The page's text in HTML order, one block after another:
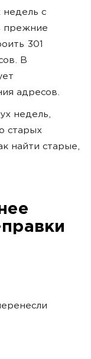
с
прежние
301
В
адресов.
недель,
старых
найти старые,